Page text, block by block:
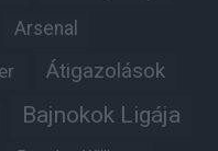
Arsenal
Átigazolások
Bajnokok Ligája